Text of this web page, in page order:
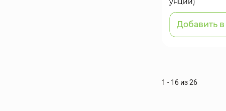
Добавить
1 - 16 из 26